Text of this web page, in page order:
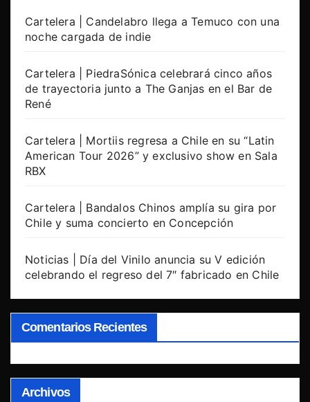
Cartelera | Candelabro llega a Temuco con una
noche cargada de indie
Cartelera | PiedraSónica celebrará cinco años
de trayectoria junto a The Ganjas en el Bar de
René
Cartelera | Mortiis regresa a Chile en su “Latin
American Tour 2026” y exclusivo show en Sala
RBX
Cartelera | Bandalos Chinos amplía su gira por
Chile y suma concierto en Concepción
Noticias | Día del Vinilo anuncia su V edición
celebrando el regreso del 7″ fabricado en Chile
Comentarios Recientes
Archivos